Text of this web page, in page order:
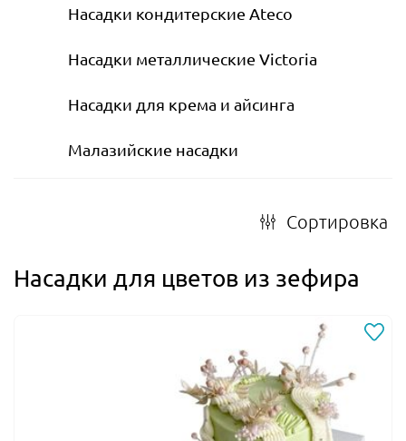
Насадки кондитерские Ateco
Насадки металлические Victoria
Насадки для крема и айсинга
Малазийские насадки
Сортировка
Насадки для цветов из зефира